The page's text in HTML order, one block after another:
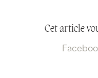
Cet article